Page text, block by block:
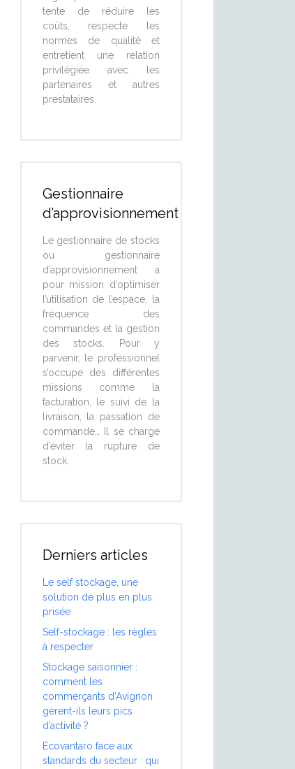
tente de réduire les
coûts, respecte les
normes de qualité et
entretient une relation
privilégiée avec les
partenaires et autres
prestataires.
Gestionnaire
d’approvisionnement
Le gestionnaire de stocks
ou gestionnaire
d’approvisionnement a
pour mission d’optimiser
l’utilisation de l’espace, la
fréquence des
commandes et la gestion
des stocks. Pour y
parvenir, le professionnel
s’occupe des différentes
missions comme la
facturation, le suivi de la
livraison, la passation de
commande… Il se charge
d’éviter la rupture de
stock.
Derniers articles
Le self stockage, une
solution de plus en plus
prisée
Self-stockage : les règles
à respecter
Stockage saisonnier :
comment les
commerçants d’Avignon
gèrent-ils leurs pics
d’activité ?
Ecovantaro face aux
standards du secteur : qui